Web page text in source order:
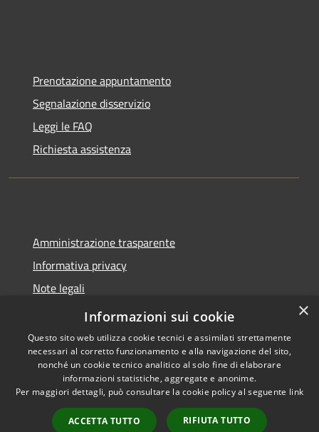
Prenotazione appuntamento
Segnalazione disservizio
Leggi le FAQ
Richiesta assistenza
Amministrazione trasparente
Informativa privacy
Note legali
Dichiarazione di accessibilità
Accessibilità
Copyright © 2026 • Comune di
Spoleto • Powered by
Municipium•
Accesso
×
Informazioni sui cookie
Questo sito web utilizza cookie tecnici e assimilati strettamente
necessari al corretto funzionamento e alla navigazione del sito,
nonché un cookie tecnico analitico al solo fine di elaborare
informazioni statistiche, aggregate e anonime.
Per maggiori dettagli, può consultare la cookie policy al seguente link
ACCETTA TUTTO RIFIUTA TUTTO